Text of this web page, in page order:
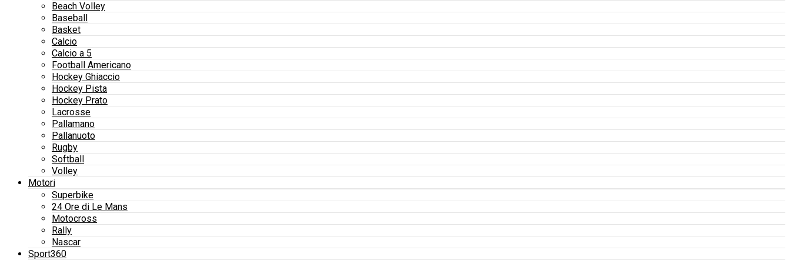
Beach Volley
Baseball
Basket
Calcio
Calcio a 5
Football Americano
Hockey Ghiaccio
Hockey Pista
Hockey Prato
Lacrosse
Pallamano
Pallanuoto
Rugby
Softball
Volley
Motori
Superbike
24 Ore di Le Mans
Motocross
Rally
Nascar
Sport360